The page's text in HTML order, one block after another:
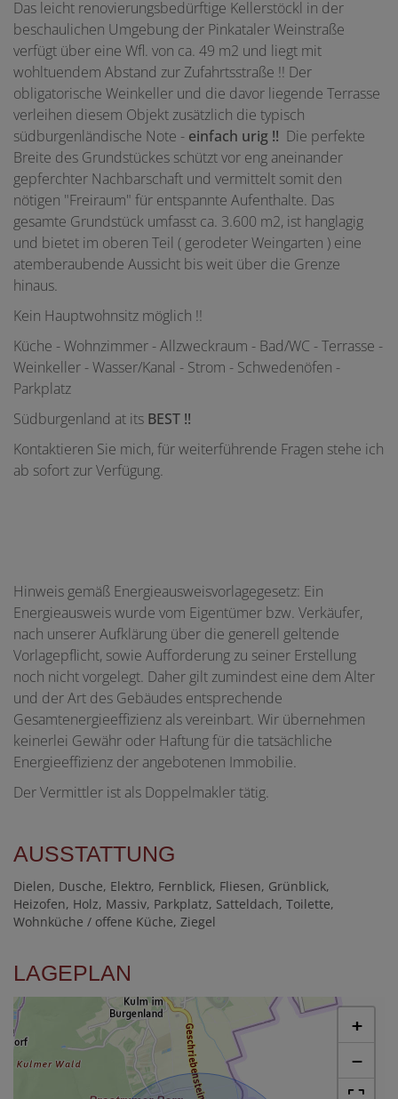
Das leicht renovierungsbedürftige Kellerstöckl in der
beschaulichen Umgebung der Pinkataler Weinstraße
verfügt über eine Wfl. von ca. 49 m2 und liegt mit
wohltuendem Abstand zur Zufahrtsstraße !! Der
obligatorische Weinkeller und die davor liegende Terrasse
verleihen diesem Objekt zusätzlich die typisch
südburgenländische Note - einfach urig !! Die perfekte
Breite des Grundstückes schützt vor eng aneinander
gepferchter Nachbarschaft und vermittelt somit den
nötigen "Freiraum" für entspannte Aufenthalte. Das
gesamte Grundstück umfasst ca. 3.600 m2, ist hanglagig
und bietet im oberen Teil ( gerodeter Weingarten ) eine
atemberaubende Aussicht bis weit über die Grenze
hinaus.
Kein Hauptwohnsitz möglich !!
Küche - Wohnzimmer - Allzweckraum - Bad/WC - Terrasse -
Weinkeller - Wasser/Kanal - Strom - Schwedenöfen -
Parkplatz
Südburgenland at its BEST !!
Kontaktieren Sie mich, für weiterführende Fragen stehe ich
ab sofort zur Verfügung.
Hinweis gemäß Energieausweisvorlagegesetz: Ein
Energieausweis wurde vom Eigentümer bzw. Verkäufer,
nach unserer Aufklärung über die generell geltende
Vorlagepflicht, sowie Aufforderung zu seiner Erstellung
noch nicht vorgelegt. Daher gilt zumindest eine dem Alter
und der Art des Gebäudes entsprechende
Gesamtenergieeffizienz als vereinbart. Wir übernehmen
keinerlei Gewähr oder Haftung für die tatsächliche
Energieeffizienz der angebotenen Immobilie.
Der Vermittler ist als Doppelmakler tätig.
AUSSTATTUNG
Dielen Dusche Elektro Fernblick Fliesen Grünblick
Heizofen Holz Massiv Parkplatz Satteldach Toilette
Wohnküche / offene Küche Ziegel
LAGEPLAN
+
−